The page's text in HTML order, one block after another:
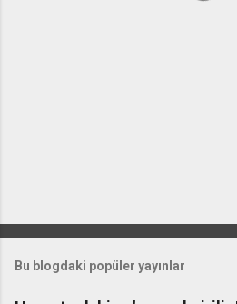
Bu blogdaki popüler yayınlar